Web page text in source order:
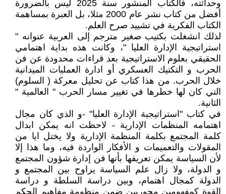
وحداثته، فالكتاب المنشور سنة 2025 ليس بالضرورة
أفضل من كتاب نشر عام 2000 مثلا، بل العبرة بمساهمة
الكتاب الفكرية في تشييد صرح العلم.
لذلك انشغلت بكتيب صغير مترجم إلى العربية عنوانه "
استراتيجية الإدارة العليا "، وكانت هذه بداية اهتمامي
الحقيقي بعلوم الاستراتيجية بعد قراءات محدودة عن فن
الحرب و التكتيك العسكري أو ادارة العمليات الميدانية
خلال الحرب. من هذا كتاب عن تحليل معركة ( السلوم)
التي كان لها خطرها في تغيير مسار الحرب " العالمية "
الثانية.
في كتاب "استراتيجية الإدارة العليا" -و الذي كان مجال
اهتمامه المنظمات الإدارية - لاحظت انه يمكن ابدال
كلمة المجتمع بكلمة المنظمة الإدارية ولا يختل ايا من
المقولات والتعميمات و الأفكار الواردة فيه، وما هذا إلا
لأن السياسة يمكن تعريفها بأنها فن إدارة شؤون المجتمع
و الدولة، ولا زال علم السياسة يراوح بين المجتمع و
الدولة كمجال اهتمام، وبين دراسة السلطة و دراسة
القوة كمفهومين محوريين ضمن منظومة مفاهيم الحكم